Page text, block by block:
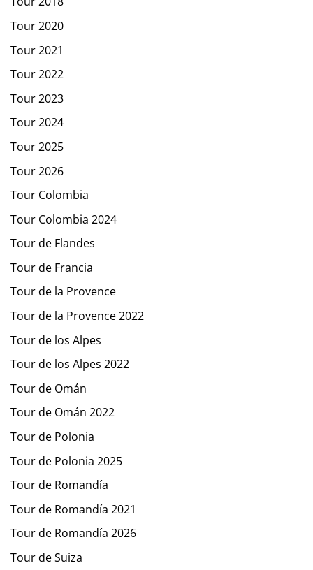
Tour 2020
Tour 2021
Tour 2022
Tour 2023
Tour 2024
Tour 2025
Tour 2026
Tour Colombia
Tour Colombia 2024
Tour de Flandes
Tour de Francia
Tour de la Provence
Tour de la Provence 2022
Tour de los Alpes
Tour de los Alpes 2022
Tour de Omán
Tour de Omán 2022
Tour de Polonia
Tour de Polonia 2025
Tour de Romandía
Tour de Romandía 2021
Tour de Romandía 2026
Tour de Suiza